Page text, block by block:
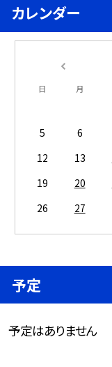
カレンダー
日 月
5
6
12
13
19
20
26
27
予定
予定はありません